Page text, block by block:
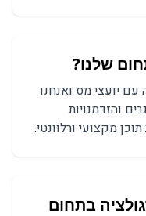
שלנו?
עם יועצי מס ואנחנו
והזדמנויות
מקצועי ורלוונטי.
בתחום